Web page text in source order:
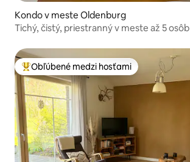
Kondo v meste Oldenburg
Tichý, čistý, priestranný v meste až 5 osôb
Najobľúbenejšie medzi hosťami
Obľúbené medzi hosťami